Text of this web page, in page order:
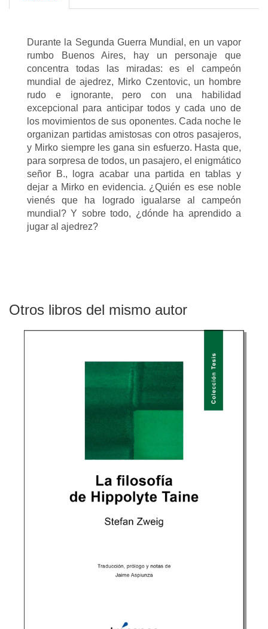
Durante la Segunda Guerra Mundial, en un vapor
rumbo Buenos Aires, hay un personaje que
concentra todas las miradas: es el campeón
mundial de ajedrez, Mirko Czentovic, un hombre
rudo e ignorante, pero con una habilidad
excepcional para anticipar todos y cada uno de
los movimientos de sus oponentes. Cada noche le
organizan partidas amistosas con otros pasajeros,
y Mirko siempre les gana sin esfuerzo. Hasta que,
para sorpresa de todos, un pasajero, el enigmático
señor B., logra acabar una partida en tablas y
dejar a Mirko en evidencia. ¿Quién es ese noble
vienés que ha logrado igualarse al campeón
mundial? Y sobre todo, ¿dónde ha aprendido a
jugar al ajedrez?
Otros libros del mismo autor